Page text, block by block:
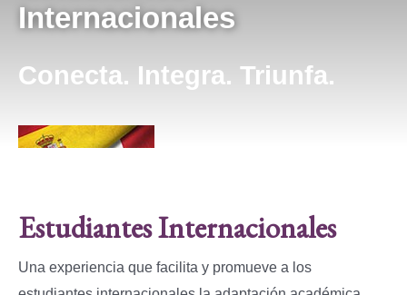
Internacionales
Conecta. Integra. Triunfa.
Estudiantes Internacionales
Una experiencia que facilita y promueve a los